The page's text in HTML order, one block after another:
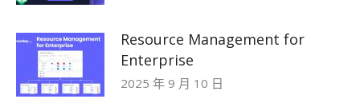
Resource Management for
Enterprise
2025 年 9 月 10 日